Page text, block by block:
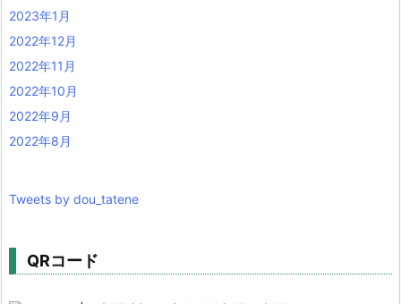
2023年1月
2022年12月
2022年11月
2022年10月
2022年9月
2022年8月
Tweets by dou_tatene
QRコード